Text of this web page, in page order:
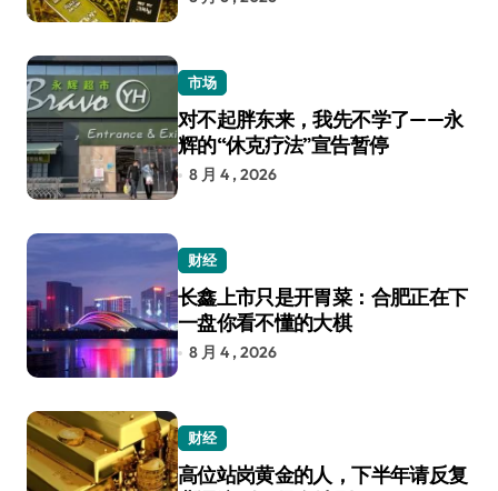
市场
对不起胖东来，我先不学了——永
辉的“休克疗法”宣告暂停
8 月 4 , 2026
财经
长鑫上市只是开胃菜：合肥正在下
一盘你看不懂的大棋
8 月 4 , 2026
财经
高位站岗黄金的人，下半年请反复